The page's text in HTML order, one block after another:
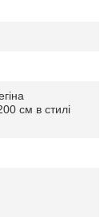
см в стилі